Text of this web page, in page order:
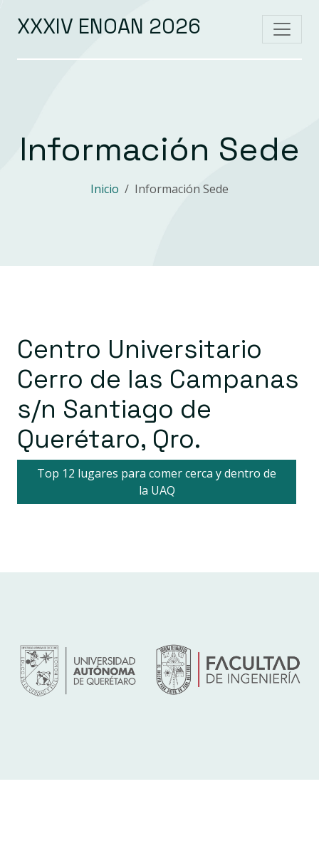
XXXIV ENOAN 2026
Información Sede
Inicio Información Sede
Centro Universitario
Cerro de las Campanas
s/n Santiago de
Querétaro, Qro.
Top 12 lugares para comer cerca y dentro de
la UAQ